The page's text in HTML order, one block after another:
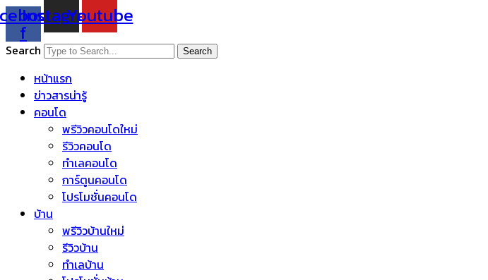
f
Instagram
Youtube
Search Search
หน้าแรก
ข่าวสารน่ารู้
คอนโด
พรีวิวคอนโดใหม่
รีวิวคอนโด
ทำเลคอนโด
การ์ตูนคอนโด
โปรโมชั่นคอนโด
บ้าน
พรีวิวบ้านใหม่
รีวิวบ้าน
ทำเลบ้าน